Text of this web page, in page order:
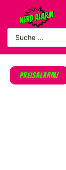
PREISALARM!